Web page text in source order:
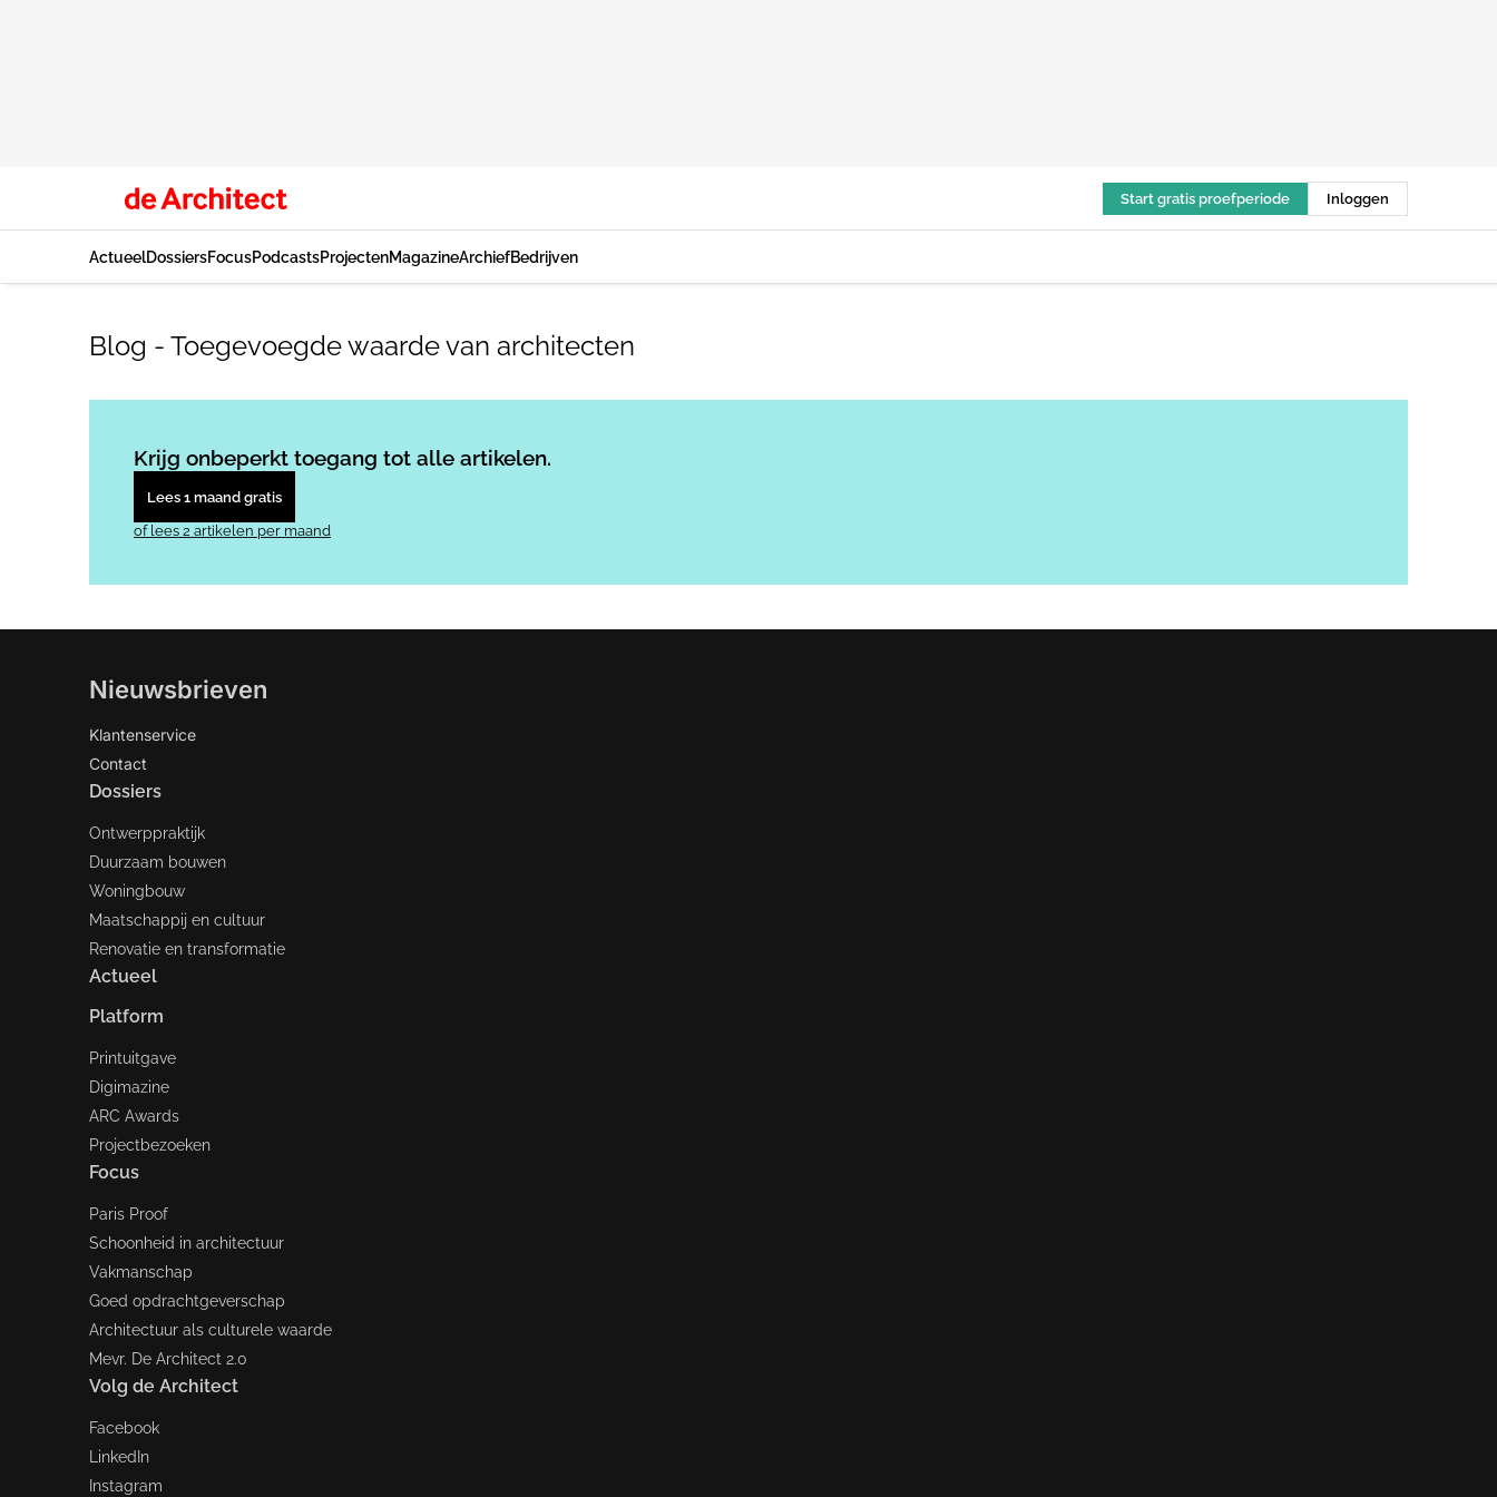
Start gratis proefperiode Inloggen
ActueelDossiersFocusPodcastsProjectenMagazineArchiefBedrijven
Blog - Toegevoegde waarde van architecten
Krijg onbeperkt toegang tot alle artikelen.
Lees 1 maand gratis
of lees 2 artikelen per maand
Nieuwsbrieven
Klantenservice
Contact
Dossiers
Ontwerppraktijk
Duurzaam bouwen
Woningbouw
Maatschappij en cultuur
Renovatie en transformatie
Actueel
Platform
Printuitgave
Digimazine
ARC Awards
Projectbezoeken
Focus
Paris Proof
Schoonheid in architectuur
Vakmanschap
Goed opdrachtgeverschap
Architectuur als culturele waarde
Mevr. De Architect 2.0
Volg de Architect
Facebook
LinkedIn
Instagram